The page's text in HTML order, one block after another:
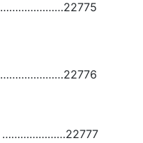
…………………22775
…………………22776
…………………22777